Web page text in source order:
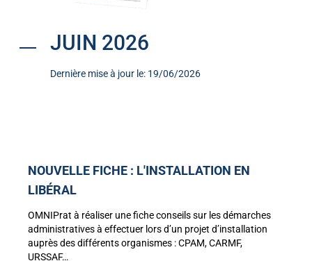
JUIN 2026
Dernière mise à jour le: 19/06/2026
NOUVELLE FICHE : L'INSTALLATION EN
LIBÉRAL
OMNIPrat à réaliser une fiche conseils sur les démarches
administratives à effectuer lors d’un projet d’installation
auprès des différents organismes : CPAM, CARMF,
URSSAF…